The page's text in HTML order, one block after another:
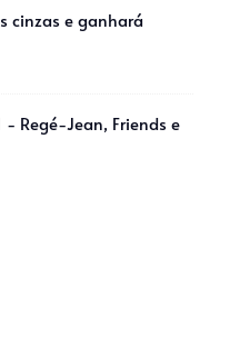
cinzas e ganhará
Regé-Jean, Friends e